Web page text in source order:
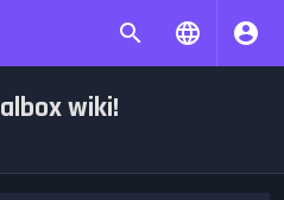
wiki!